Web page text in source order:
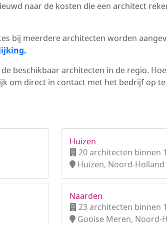
naar de kosten die een architect
bij meerdere architecten worden
beschikbaar architecten in de regio.
om direct in contact met het bedrijf op
Huizen
20 architecten binnen
Huizen, Noord-Holland
Naarden
23 architecten binnen
Gooise Meren, Noord-